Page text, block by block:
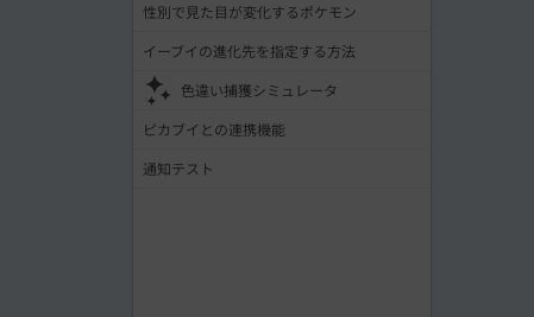
性別で見た目が変化するポケモン
イーブイの進化先を指定する方法
色違い捕獲シミュレータ
ピカブイとの連携機能
通知テスト